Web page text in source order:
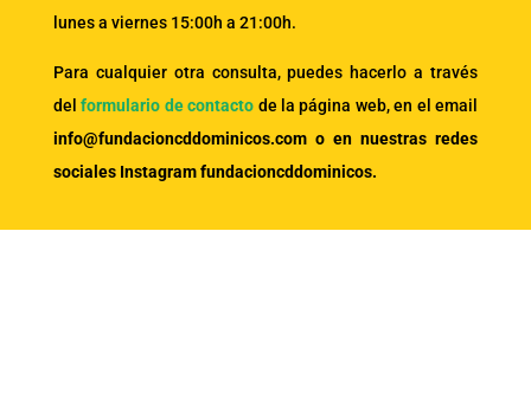
lunes a viernes 15:00h a 21:00h.
Para cualquier otra consulta, puedes hacerlo a través
delformulario de contacto de la página web, en el email
info@fundacioncddominicos.com o en nuestras redes
sociales Instagram fundacioncddominicos.